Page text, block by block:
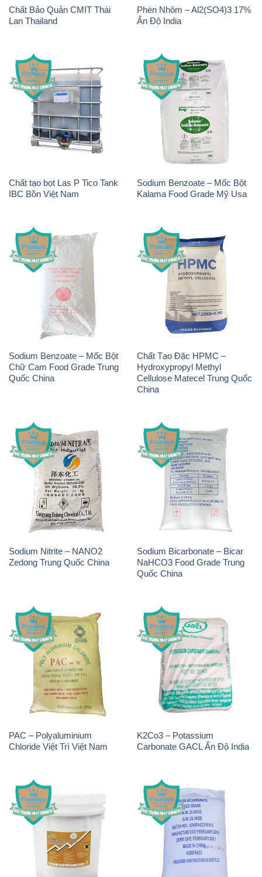
Chất Bảo Quản CMIT Thái
Lan Thailand
Phèn Nhôm – Al2(SO4)3 17%
Ấn Độ India
Chất tạo bọt Las P Tico Tank
IBC Bồn Việt Nam
Sodium Benzoate – Mốc Bột
Kalama Food Grade Mỹ Usa
Sodium Benzoate – Mốc Bột
Chữ Cam Food Grade Trung
Quốc China
Chất Tạo Đặc HPMC –
Hydroxypropyl Methyl
Cellulose Matecel Trung Quốc
China
Sodium Nitrite – NANO2
Zedong Trung Quốc China
Sodium Bicarbonate – Bicar
NaHCO3 Food Grade Trung
Quốc China
PAC – Polyaluminium
Chloride Việt Trì Việt Nam
K2Co3 – Potassium
Carbonate GACL Ấn Độ India